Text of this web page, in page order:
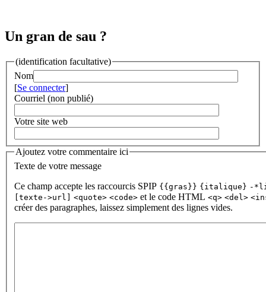
Un gran de sau ?
(identification facultative)
Nom
[Se connecter]
Courriel (non publié)
Votre site web
Ajoutez votre commentaire ici
Texte de votre message
Ce champ accepte les raccourcis SPIP {{gras}} {italique} -
[texte->url] <quote> <code> et le code HTML <q> <del>
créer des paragraphes, laissez simplement des lignes vides.